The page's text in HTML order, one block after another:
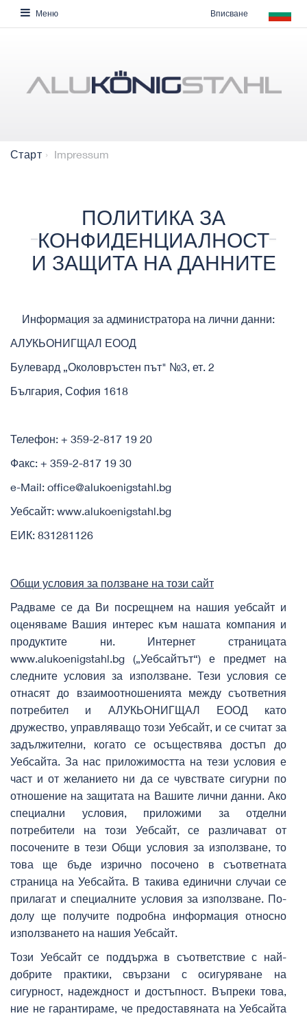
Меню Вписване
Старт Impressum
ПОЛИТИКА ЗА
КОНФИДЕНЦИАЛНОСТ
И ЗАЩИТА НА ДАННИТЕ
Информация за администратора на лични данни:
АЛУКЬОНИГЩАЛ ЕООД
Булевард „Околовръстен път" №3, ет. 2
България, София 1618
Телефон: + 359-2-817 19 20
Факс: + 359-2-817 19 30
e-Mail: office@alukoenigstahl.bg
Уебсайт: www.alukoenigstahl.bg
ЕИК: 831281126
Общи условия за ползване на този сайт
Радваме се да Ви посрещнем на нашия уебсайт и
оценяваме Вашия интерес към нашата компания и
продуктите ни. Интернет страницата
www.alukoenigstahl.bg („Уебсайтът“) е предмет на
следните условия за използване. Тези условия се
отнасят до взаимоотношенията между съответния
потребител и АЛУКЬОНИГЩАЛ ЕООД като
дружество, управляващо този Уебсайт, и се считат за
задължителни, когато се осъществява достъп до
Уебсайта. За нас приложимостта на тези условия е
част и от желанието ни да се чувствате сигурни по
отношение на защитата на Вашите лични данни. Ако
специални условия, приложими за отделни
потребители на този Уебсайт, се различават от
посочените в тези Общи условия за използване, то
това ще бъде изрично посочено в съответната
страница на Уебсайта. В такива единични случаи се
прилагат и специалните условия за използване. По-
долу ще получите подробна информация относно
използването на нашия Уебсайт.
Този Уебсайт се поддържа в съответствие с най-
добрите практики, свързани с осигуряване на
сигурност, надеждност и достъпност. Въпреки това,
ние не гарантираме, че предоставяната на Уебсайта